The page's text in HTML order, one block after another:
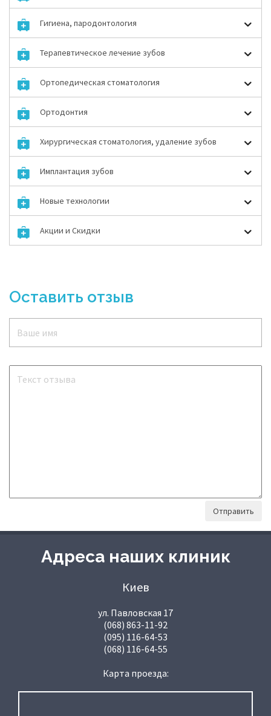
Гигиена, пародонтология
Терапевтическое лечение зубов
Ортопедическая стоматология
Ортодонтия
Хирургическая стоматология, удаление зубов
Имплантация зубов
Новые технологии
Акции и Скидки
Оставить отзыв
Адреса наших клиник
Киев
ул. Павловская 17
(068) 863-11-92
(095) 116-64-53
(068) 116-64-55
Карта проезда: